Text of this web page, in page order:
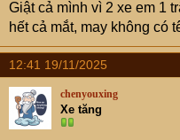
Giật cả mình vì 2 xe em 1
hết cả mắt, may không có
12:41 19/11/2025
chenyouxing
Xe tăng